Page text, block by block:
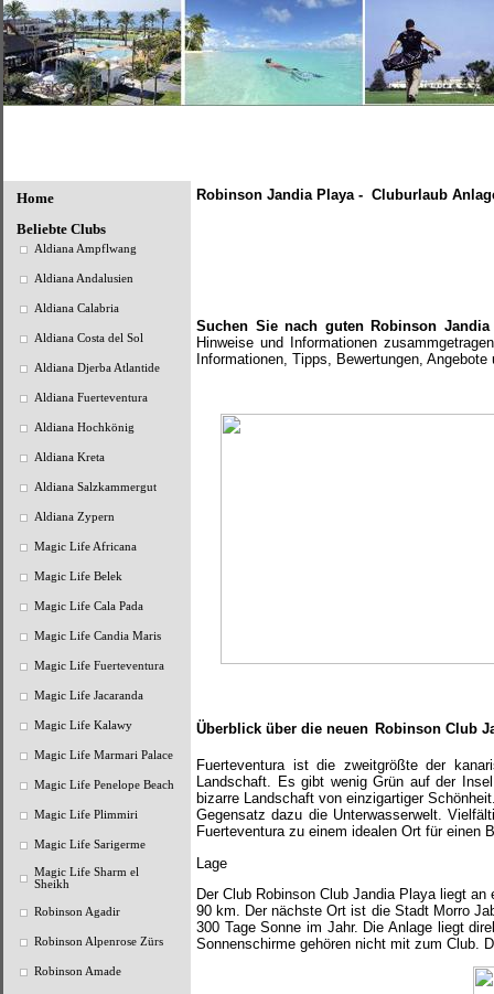
Home
Beliebte Clubs
Aldiana Ampflwang
Aldiana Andalusien
Aldiana Calabria
Aldiana Costa del Sol
Aldiana Djerba Atlantide
Aldiana Fuerteventura
Aldiana Hochkönig
Aldiana Kreta
Aldiana Salzkammergut
Aldiana Zypern
Magic Life Africana
Magic Life Belek
Magic Life Cala Pada
Magic Life Candia Maris
Magic Life Fuerteventura
Magic Life Jacaranda
Magic Life Kalawy
Magic Life Marmari Palace
Magic Life Penelope Beach
Magic Life Plimmiri
Magic Life Sarigerme
Magic Life Sharm el
Sheikh
Robinson Agadir
Robinson Alpenrose Zürs
Robinson Amade
Robinson Jandia Playa - Cluburlaub
Suchen Sie nach guten Robinson Jandia
Hinweise und Informationen
Informationen, Tipps, Bewertungen, Angebote
Überblick über die neuen Robinson Club
Fuerteventura ist die zweitgrößte der
Landschaft. Es gibt wenig Grün auf der
bizarre Landschaft von einzigartiger
Gegensatz dazu die Unterwasserwelt.
Fuerteventura zu einem idealen Ort für einen
Lage
Der Club Robinson Club Jandia Playa liegt
90 km. Der nächste Ort ist die Stadt Morro
300 Tage Sonne im Jahr. Die Anlage liegt
Sonnenschirme gehören nicht mit zum Club.